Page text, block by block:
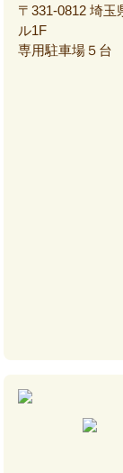
〒331-0812 埼
ル1F
専用駐車場５台